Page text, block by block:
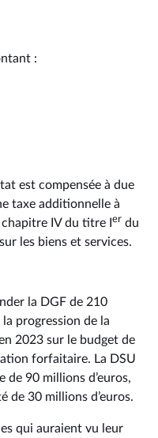
:
est compensée à due
taxe additionnelle à
IV du titre I er du
les biens et services.
la DGF de 210
progression de la
2023 sur le budget de
forfaitaire. La DSU
de 90 millions d’euros,
de 30 millions d’euros.
qui auraient vu leur